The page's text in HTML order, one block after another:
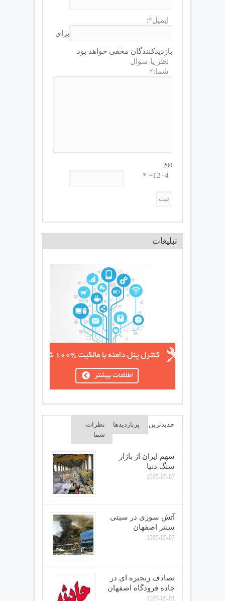
ایمیل*:
برای
بازدیدکنندگان مخفی خواهد بود
نظر یا سوال
شما:*
200
12+4= *
تبلیغات
جدیدترین پربازدیدها
نظرات
شما
سهم ایران از بازار
سنگ دنیا
1395-05-07
آتش سوزی در سیتی
سنتر اصفهان
1395-05-07
تصادف زنجیره ای در
جاده فرودگاه اصفهان
1395-05-01